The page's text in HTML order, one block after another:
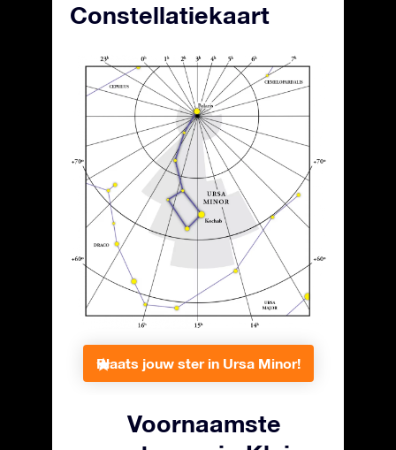
Constellatiekaart
Plaats jouw ster in Ursa Minor!
Voornaamste